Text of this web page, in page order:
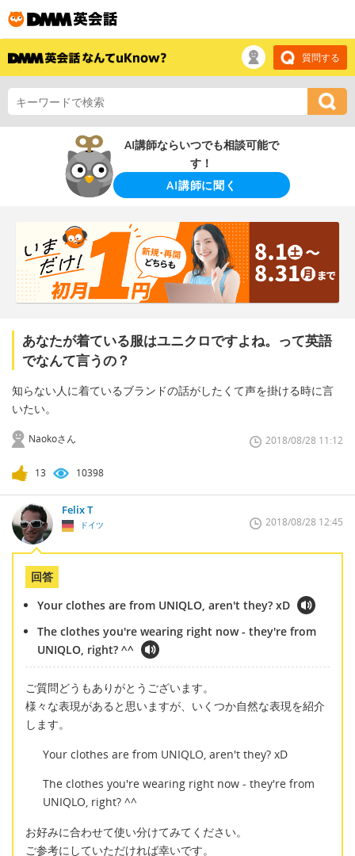
質問する
AI講師ならいつでも相談可能で
す！
AI講師に聞く
あなたが着ている服はユニクロですよね。って英語
でなんて言うの？
知らない人に着ているブランドの話がしたくて声を掛ける時に言
いたい。
Naokoさん 2018/08/28 11:12
13 10398
Felix T
ドイツ 2018/08/28 12:45
回答
Your clothes are from UNIQLO, aren't they? xD
The clothes you're wearing right now - they're from
UNIQLO, right? ^^
ご質問どうもありがとうございます。
様々な表現があると思いますが、いくつか自然な表現を紹介
します。
Your clothes are from UNIQLO, aren't they? xD
The clothes you're wearing right now - they're from
UNIQLO, right? ^^
お好みに合わせて使い分けてみてください。
ご参考にしていただければ幸いです。